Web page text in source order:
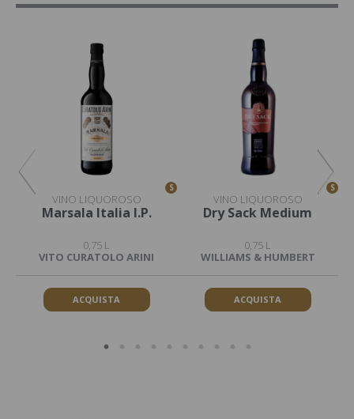
S
VINO LIQUOROSO
Marsala Italia I.P.
0,75 L
VITO CURATOLO ARINI
ACQUISTA
S
VINO LIQUOROSO
Dry Sack Medium
0,75 L
WILLIAMS & HUMBERT
ACQUISTA